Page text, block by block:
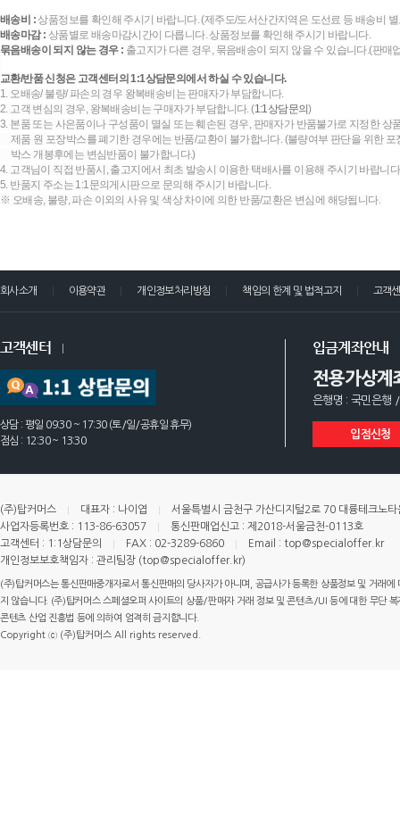
배송비 :상품정보를 확인해 주시기 바랍니다. (제주도/도서산간지역은 도선료 등 배송비
배송마감 : 상품별로 배송마감시간이 다릅니다. 상품정보를 확인해 주시기 바랍니다.
묶음배송이 되지 않는 경우 : 출고지가 다른 경우, 묶음배송이 되지 않을 수 있습니다.(판
교환/반품 신청은 고객센터의 1:1상담문의에서 하실 수 있습니다.
1. 오배송/ 불량/ 파손의 경우 왕복배송비는 판매자가 부담합니다.
2. 고객 변심의 경우, 왕복배송비는 구매자가 부담합니다. (1:1상담문의)
3. 본품 또는 사은품이나 구성품이 멸실 또는 훼손된 경우, 판매자가 반품불가로 지정한 상
제품 원 포장박스를 폐기한 경우에는 반품/교환이 불가합니다. (불량여부 판단을 위한
박스 개봉후에는 변심반품이 불가합니다.)
4. 고객님이 직접 반품시, 출고지에서 최초 발송시 이용한 택배사를 이용해 주시기 바랍니
5. 반품지 주소는 1:1문의게시판으로 문의해 주시기 바랍니다.
※ 오배송, 불량, 파손 이외의 사유 및 색상 차이에 의한 반품/교환은 변심에 해당됩니다.
회사소개 이용약관 개인정보처리방침 책임의 한계 및 법적고지 고객
고객센터
상담 : 평일 09:30 ~ 17:30 (토/일/공휴일 휴무)
점심 : 12:30 ~ 13:30
입금계좌안내
전용가상계
은행명 : 국민은행
입점신청
(주)탑커머스 대표자 : 나이엽
서울특별시 금천구 가산디지털2로 70 대륭테크노
사업자등록번호 : 113-86-63057
통신판매업신고 : 제2018-서울금천-0113호
고객센터 : 1:1상담문의
FAX : 02-3289-6860
Email : top@specialoffer.kr
개인정보보호책임자 : 관리팀장 (top@specialoffer.kr)
(주)탑커머스는 통신판매중개자로서 통신판매의 당사자가 아니며, 공급사가 등록한 상품정보 및 거래
지 않습니다. (주)탑커머스 스페셜오퍼 사이트의 상품/판매자 거래 정보 및 콘텐츠/UI 등에 대한 무단
콘텐츠 산업 진흥법 등에 의하여 엄격히 금지합니다.
Copyright ⓒ (주)탑커머스 All rights reserved.